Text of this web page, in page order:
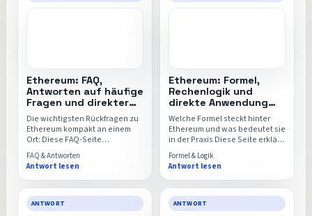
Ethereum: FAQ,
Antworten auf häufige
Fragen und direkter
Rechner
Die wichtigsten Rückfragen zu
Ethereum kompakt an einem
Ort: Diese FAQ-Seite
beantwortet typische
Unsicherheiten rund um
Eingaben, Formeln,
Vergleichswerte und die
Aussagekraft des Ergebnisses.
FAQ & Antworten
Antwort lesen
Ethereum: Formel,
Rechenlogik und
direkte Anwendung
mit Rechner
Welche Formel steckt hinter
Ethereum und was bedeutet sie
in der Praxis Diese Seite erklärt
die Rechenlogik, die
wichtigsten Einflussfaktoren
und warum schon kleine
Änderungen an einzelnen
Werten das Ergebnis spürbar
verschieben können.
Formel & Logik
Antwort lesen
ANTWORT ANTWORT